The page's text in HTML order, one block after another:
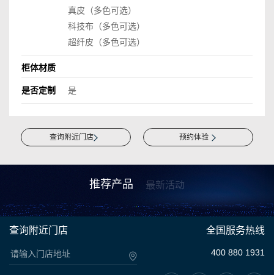
真皮（多色可选）
科技布（多色可选）
超纤皮（多色可选）
柜体材质
是否定制 是
查询附近门店 预约体验
推荐产品 最新活动
查询附近门店 全国服务热线
400 880 1931